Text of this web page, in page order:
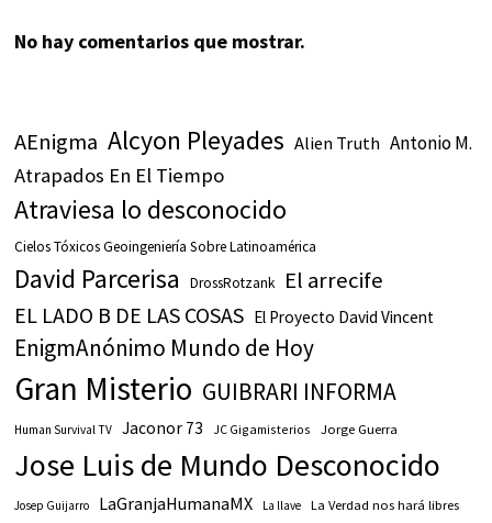
No hay comentarios que mostrar.
AEnigma Alcyon Pleyades Alien Truth Antonio M.
Atrapados En El Tiempo
Atraviesa lo desconocido
Cielos Tóxicos Geoingeniería Sobre Latinoamérica
David Parcerisa DrossRotzank El arrecife
EL LADO B DE LAS COSAS El Proyecto David Vincent
EnigmAnónimo Mundo de Hoy
Gran Misterio GUIBRARI INFORMA
Human Survival TV Jaconor 73 JC Gigamisterios Jorge Guerra
Jose Luis de Mundo Desconocido
Josep Guijarro LaGranjaHumanaMX La llave La Verdad nos hará libres